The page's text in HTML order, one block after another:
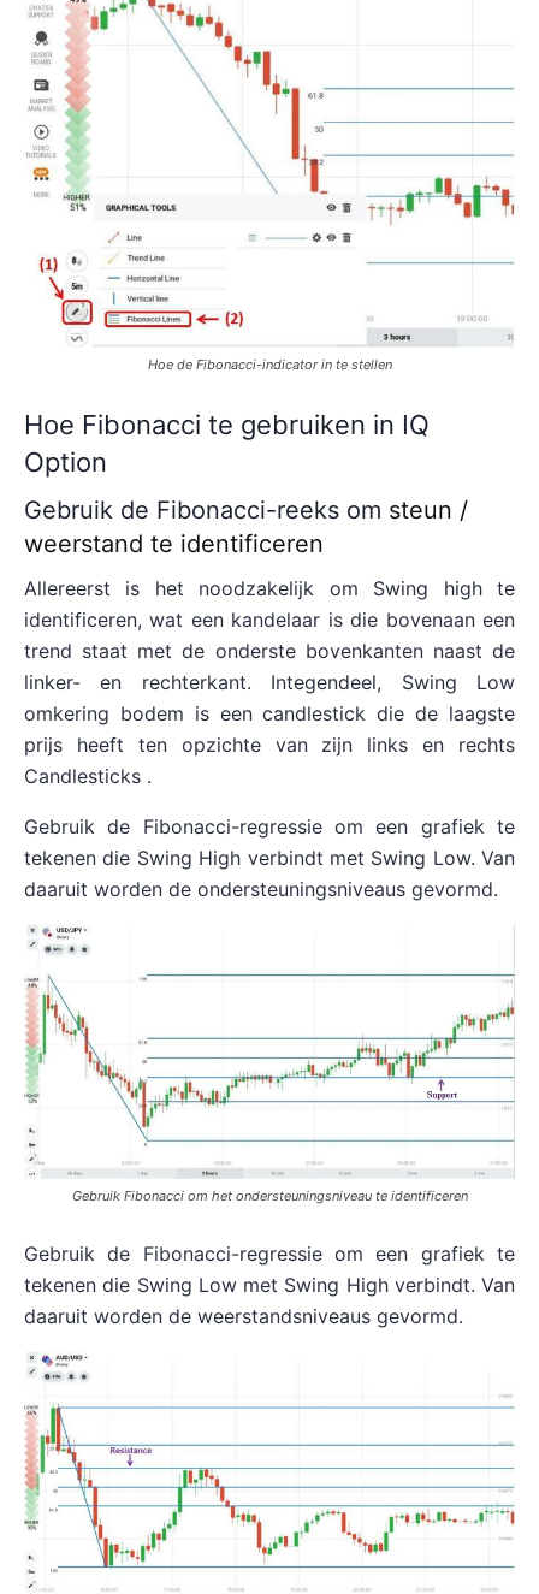
Hoe de Fibonacci-indicator in te stellen
Hoe Fibonacci te gebruiken in IQ
Option
Gebruik de Fibonacci-reeks om steun /
weerstand te identificeren
Allereerst is het noodzakelijk om Swing high te
identificeren, wat een kandelaar is die bovenaan een
trend staat met de onderste bovenkanten naast de
linker- en rechterkant. Integendeel, Swing Low
omkering bodem is een candlestick die de laagste
prijs heeft ten opzichte van zijn links en rechts
Candlesticks .
Gebruik de Fibonacci-regressie om een grafiek te
tekenen die Swing High verbindt met Swing Low. Van
daaruit worden de ondersteuningsniveaus gevormd.
Gebruik Fibonacci om het ondersteuningsniveau te identificeren
Gebruik de Fibonacci-regressie om een grafiek te
tekenen die Swing Low met Swing High verbindt. Van
daaruit worden de weerstandsniveaus gevormd.